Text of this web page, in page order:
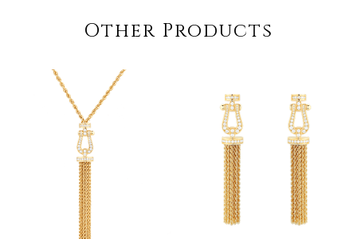
Other Products